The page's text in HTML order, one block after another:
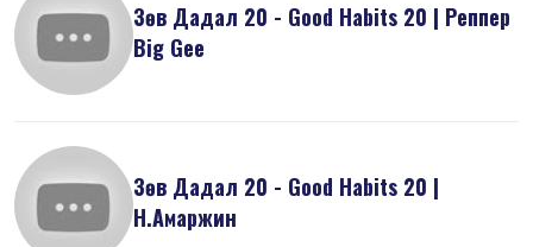
Зөв Дадал 20 - Good Habits 20 | Реппер
Big Gee
Зөв Дадал 20 - Good Habits 20 |
Н.Амаржин